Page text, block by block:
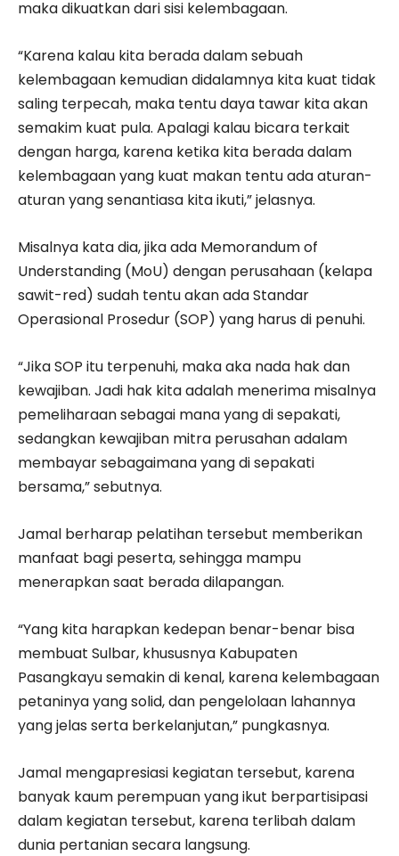
maka dikuatkan dari sisi kelembagaan.
“Karena kalau kita berada dalam sebuah
kelembagaan kemudian didalamnya kita kuat tidak
saling terpecah, maka tentu daya tawar kita akan
semakim kuat pula. Apalagi kalau bicara terkait
dengan harga, karena ketika kita berada dalam
kelembagaan yang kuat makan tentu ada aturan-
aturan yang senantiasa kita ikuti,” jelasnya.
Misalnya kata dia, jika ada Memorandum of
Understanding (MoU) dengan perusahaan (kelapa
sawit-red) sudah tentu akan ada Standar
Operasional Prosedur (SOP) yang harus di penuhi.
“Jika SOP itu terpenuhi, maka aka nada hak dan
kewajiban. Jadi hak kita adalah menerima misalnya
pemeliharaan sebagai mana yang di sepakati,
sedangkan kewajiban mitra perusahan adalam
membayar sebagaimana yang di sepakati
bersama,” sebutnya.
Jamal berharap pelatihan tersebut memberikan
manfaat bagi peserta, sehingga mampu
menerapkan saat berada dilapangan.
“Yang kita harapkan kedepan benar-benar bisa
membuat Sulbar, khususnya Kabupaten
Pasangkayu semakin di kenal, karena kelembagaan
petaninya yang solid, dan pengelolaan lahannya
yang jelas serta berkelanjutan,” pungkasnya.
Jamal mengapresiasi kegiatan tersebut, karena
banyak kaum perempuan yang ikut berpartisipasi
dalam kegiatan tersebut, karena terlibah dalam
dunia pertanian secara langsung.